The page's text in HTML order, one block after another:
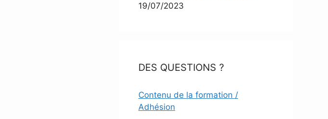
19/07/2023
DES QUESTIONS ?
Contenu de la formation /
Adhésion